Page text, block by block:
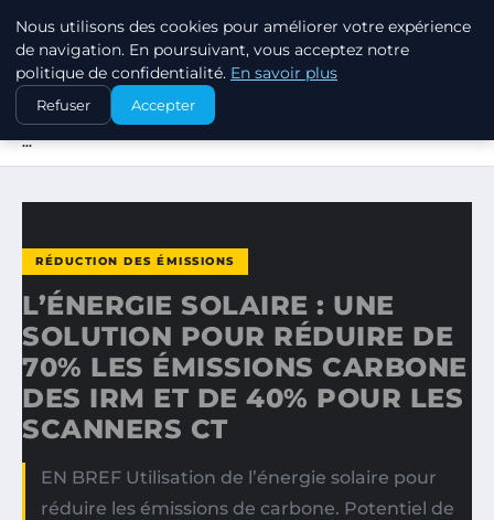
EXXON CLIMATE FOOTPRINT
ACCUEIL
RÉDUCTION DES ÉMISSIONS
L’ÉNERGIE SOLAIRE : UNE SOLUTION POUR RÉDUIRE DE 70%
…
RÉDUCTION DES ÉMISSIONS
L’ÉNERGIE SOLAIRE : UNE
SOLUTION POUR RÉDUIRE DE
70% LES ÉMISSIONS CARBONE
DES IRM ET DE 40% POUR LES
SCANNERS CT
EN BREF Utilisation de l’énergie solaire pour
réduire les émissions de carbone. Potentiel de
Nous utilisons des cookies pour améliorer votre expérience
de navigation. En poursuivant, vous acceptez notre
politique de confidentialité. En savoir plus
Refuser Accepter